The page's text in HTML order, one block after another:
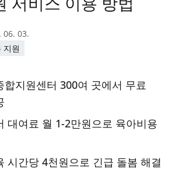
06. 03.
지원
합지원센터 300여 곳에서 무료
대여료 월 1-2만원으로 육아비용
시간당 4천원으로 긴급 돌봄 해결